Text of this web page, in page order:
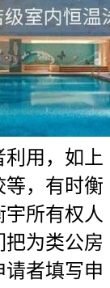
用，如上
等，有时衡
所有权人
为类公房
者填写申